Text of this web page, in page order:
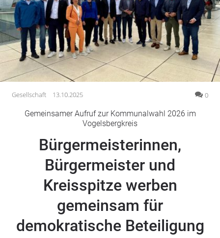
Gesundheit
Kultur
Lifestyle
Wirtschaft
Vogelsberg
Alsfeld
Romrod
Homberg
Ohm
Schotten
Schlitz
Antrifttal
Feldatal
Freiensteinau
Gesellschaft 13.10.2025 0
Gemeinsamer Aufruf zur Kommunalwahl 2026 im
Vogelsbergkreis
Bürgermeisterinnen,
Bürgermeister und
Kreisspitze werben
gemeinsam für
demokratische Beteiligung